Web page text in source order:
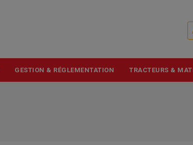
GESTION & RÉGLEMENTATION TRACTEURS &